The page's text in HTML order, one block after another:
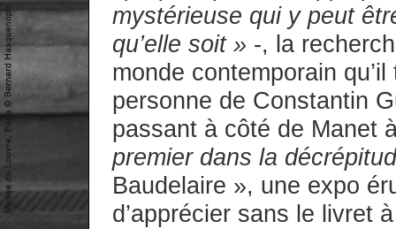
mystérieuse qui y peut
qu’elle soit » -, la
monde contemporain
personne de Constantin
passant à côté de Manet
premier dans la
Baudelaire », une expo
d’apprécier sans le livret